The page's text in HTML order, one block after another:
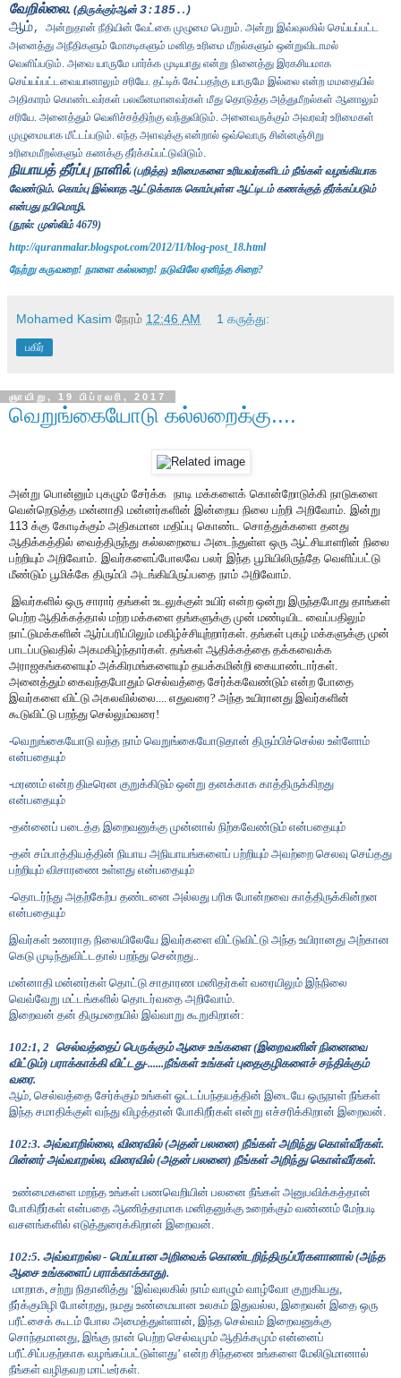
வேறில்லை. (திருக்குர்ஆன் 3:185. .)
ஆம்,
அன்றுதான் நீதியின் வேட்கை முழுமை பெறும். அன்று இவ்வுலகில் செய்யப்பட்ட
அனைத்து அநீதிகளும் மோசடிகளும் மனித உரிமை மீறல்களும் ஒன்றுவிடாமல்
வெளிப்படும். அவை யாருமே பார்க்க முடியாது என்று நினைத்து இரகசியமாக
செய்யப்பட்டவையானாலும் சரியே. தட்டிக் கேட்பதற்கு யாருமே இல்லை என்ற மமதையில்
அதிகாரம் கொண்டவர்கள் பலவீனமானவர்கள் மீது தொடுத்த அத்துமீறல்கள் ஆனாலும்
சரியே. அனைத்தும் வெளிச்சத்திற்கு வந்துவிடும். அனைவருக்கும் அவரவர் உரிமைகள்
முழுமையாக மீட்டப்படும். எந்த அளவுக்கு என்றால் ஒவ்வொரு சின்னஞ்சிறு
உரிமைமீறல்களும் கணக்கு தீர்க்கப்பட்டுவிடும்.
நியாயத் தீர்ப்பு நாளில் (பறித்த) உரிமைகளை உரியவர்களிடம் நீங்கள் வழங்கியாக
வேண்டும். கொம்பு இல்லாத ஆட்டுக்காக கொம்புள்ள ஆட்டிடம் கணக்குத் தீர்க்கப்படும்
என்பது நபிமொழி.
(நூல்: முஸ்லிம் 4679)
http://quranmalar.blogspot.com/2012/11/blog-post_18.html
நேற்று கருவறை! நாளை கல்லறை! நடுவிலே ஏனிந்த சிறை?
Mohamed Kasim நேரம் 12:46 AM 1 கருத்து:
பகிர்
ஞாயிறு, 19 பிப்ரவரி, 2017
வெறுங்கையோடு கல்லறைக்கு....
அன்று பொன்னும் புகழும் சேர்க்க நாடி மக்களைக் கொன்றோடுக்கி நாடுகளை
வென்றெடுத்த மன்னாதி மன்னர்களின் இன்றைய நிலை பற்றி அறிவோம். இன்று
113 க்கு கோடிக்கும் அதிகமான மதிப்பு கொண்ட சொத்துக்களை தனது
ஆதிக்கத்தில் வைத்திருந்து கல்லறையை அடைந்துள்ள ஒரு ஆட்சியாளரின் நிலை
பற்றியும் அறிவோம். இவர்களைப்போலவே பலர் இந்த பூமியிலிருந்தே வெளிப்பட்டு
மீண்டும் பூமிக்கே திரும்பி அடங்கியிருப்பதை நாம் அறிவோம்.
இவர்களில் ஒரு சாரார் தங்கள் உடலுக்குள் உயிர் என்ற ஒன்று இருந்தபோது தாங்கள்
பெற்ற ஆதிக்கத்தால் மற்ற மக்களை தங்களுக்கு முன் மண்டியிட வைப்பதிலும்
நாட்டுமக்களின் ஆர்ப்பரிப்பிலும் மகிழ்ச்சியுற்றார்கள். தங்கள் புகழ் மக்களுக்கு முன்
பாடப்படுவதில் அகமகிழ்ந்தார்கள். தங்கள் ஆதிக்கத்தை தக்கவைக்க
அராஜகங்களையும் அக்கிரமங்களையும் தயக்கமின்றி கையாண்டார்கள்.
அனைத்தும் கைவந்தபோதும் செல்வத்தை சேர்க்கவேண்டும் என்ற போதை
இவர்களை விட்டு அகலவில்லை.... எதுவரை? அந்த உயிரானது இவர்களின்
கூடுவிட்டு பறந்து செல்லும்வரை!
-வெறுங்கையோடு வந்த நாம் வெறுங்கையோடுதான் திரும்பிச்செல்ல உள்ளோம்
என்பதையும்
-மரணம் என்ற திடீரென குறுக்கிடும் ஒன்று தனக்காக காத்திருக்கிறது
என்பதையும்
-தன்னைப் படைத்த இறைவனுக்கு முன்னால் நிற்கவேண்டும் என்பதையும்
-தன் சம்பாத்தியத்தின் நியாய அநியாயங்களைப் பற்றியும் அவற்றை செலவு செய்தது
பற்றியும் விசாரணை உள்ளது என்பதையும்
-தொடர்ந்து அதற்கேற்ப தண்டனை அல்லது பரிசு போன்றவை காத்திருக்கின்றன
என்பதையும்
இவர்கள் உணராத நிலையிலேயே இவர்களை விட்டுவிட்டு அந்த உயிரானது அற்கான
கெடு முடிந்துவிட்டதால் பறந்து சென்றது..
மன்னாதி மன்னர்கள் தொட்டு சாதாரண மனிதர்கள் வரையிலும் இந்நிலை
வெவ்வேறு மட்டங்களில் தொடர்வதை அறிவோம்.
இறைவன் தன் திருமறையில் இவ்வாறு கூறுகிறான்:
102:1, 2 செல்வத்தைப் பெருக்கும் ஆசை உங்களை (இறைவனின் நினைவை
விட்டும்) பராக்காக்கி விட்டது-......நீங்கள் உங்கள் புதைகுழிகளைச் சந்திக்கும்
வரை.
ஆம் செல்வத்தை சேர்க்கும் உங்கள் ஓட்டப்பந்தயத்தின் இடையே ஒருநாள் நீங்கள்
இந்த சமாதிக்குள் வந்து விழத்தான் போகிறீர்கள் என்று எச்சரிக்கிறான் இறைவன்.
102:3. அவ்வாறில்லை, விரைவில் (அதன் பலனை) நீங்கள் அறிந்து கொள்வீர்கள்.
பின்னர் அவ்வாறல்ல, விரைவில் (அதன் பலனை) நீங்கள் அறிந்து கொள்வீர்கள்.
உண்மைகளை மறந்த உங்கள் பணவெறியின் பலனை நீங்கள் அனுபவிக்கத்தான்
போகிறீர்கள் என்பதை ஆணித்தரமாக மனிதனுக்கு உறைக்கும் வண்ணம் மேற்படி
வசனங்களில் எடுத்துரைக்கிறான் இறைவன்.
102:5. அவ்வாறல்ல - மெய்யான அறிவைக் கொண்டறிந்திருப்பீர்களானால் (அந்த
ஆசை உங்களைப் பராக்காக்காது).
மாறாக சற்று நிதானித்து ‘இவ்வுலகில் நாம் வாழும் வாழ்வோ குறுகியது
நீர்க்குமிழி போன்றது நமது உண்மையான உலகம் இதுவல்ல இறைவன் இதை ஒரு
பரீட்சைக் கூடம் போல அமைத்துள்ளான் இந்த செல்வம் இறைவனுக்கு
சொந்தமானது இங்கு நான் பெற்ற செல்வமும் ஆதிக்கமும் என்னைப்
பரீட்சிப்பதற்காக வழங்கப்பட்டுள்ளது’ என்ற சிந்தனை உங்களை மேலிடுமானால்
நீங்கள் வழிதவற மாட்டீர்கள்.